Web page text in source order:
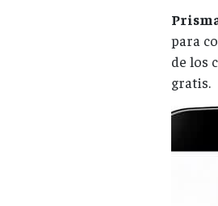
para
de los
gratis.